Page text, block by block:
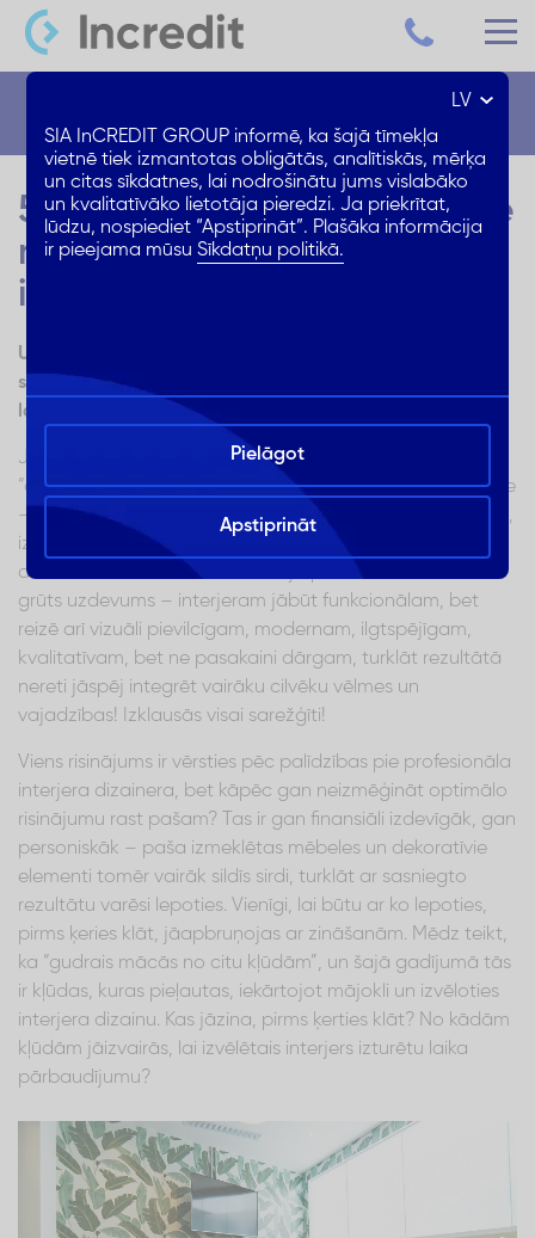
5 dizaina kļūdas – kā tikt pie
moderna un ilgtspējīga
interjera
Uzzini, no kādām interjera dizaina kļūdām izvairīties, lai
savā mājoklī tiktu pie moderna interjera, kurš izturēs
laika pārbaudījumu
Jauna mājokļa iekārtošana vai esošā mājokļa
“atsvaidzināšana” ar jaunu interjeru ir aizraujoša nodarbe
– Tev ir iespēja izvēlēties jaunu stilu, krāsas un materiālus,
izplānot vai izmainīt telpu iekārtojumu un izvēlēties
dekoratīvos elementus. Taču tajā pašā laikā tas ir arī
grūts uzdevums – interjeram jābūt funkcionālam, bet
reizē arī vizuāli pievilcīgam, modernam, ilgtspējīgam,
kvalitatīvam, bet ne pasakaini dārgam, turklāt rezultātā
nereti jāspēj integrēt vairāku cilvēku vēlmes un
vajadzības! Izklausās visai sarežģīti!
Viens risinājums ir vērsties pēc palīdzības pie profesionāla
interjera dizainera, bet kāpēc gan neizmēģināt optimālo
risinājumu rast pašam? Tas ir gan finansiāli izdevīgāk, gan
personiskāk – paša izmeklētas mēbeles un dekoratīvie
elementi tomēr vairāk sildīs sirdi, turklāt ar sasniegto
rezultātu varēsi lepoties. Vienīgi, lai būtu ar ko lepoties,
pirms ķeries klāt, jāapbruņojas ar zināšanām. Mēdz teikt,
ka “gudrais mācās no citu kļūdām”, un šajā gadījumā tās
ir kļūdas, kuras pieļautas, iekārtojot mājokli un izvēloties
interjera dizainu. Kas jāzina, pirms ķerties klāt? No kādām
kļūdām jāizvairās, lai izvēlētais interjers izturētu laika
pārbaudījumu?
LV
SIA InCREDIT GROUP informē, ka šajā tīmekļa
vietnē tiek izmantotas obligātās, analītiskās, mērķa
un citas sīkdatnes, lai nodrošinātu jums vislabāko
un kvalitatīvāko lietotāja pieredzi. Ja priekrītat,
lūdzu, nospiediet “Apstiprināt”. Plašāka informācija
ir pieejama mūsuSīkdatņu politikā.
Pielāgot
Apstiprināt